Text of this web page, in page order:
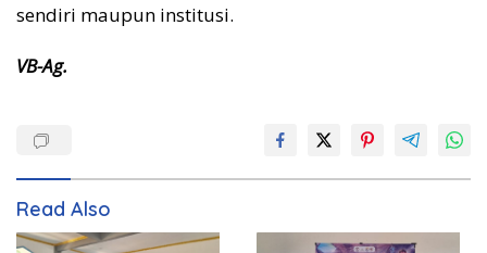
sendiri maupun institusi.
VB-Ag.
Read Also